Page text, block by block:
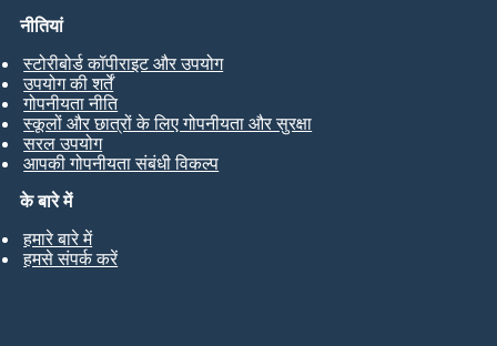
के बारे में
हमारे बारे में
हमसे संपर्क करें
नीतियां
स्टोरीबोर्ड कॉपीराइट और उपयोग
उपयोग की शर्तें
गोपनीयता नीति
स्कूलों और छात्रों के लिए गोपनीयता और सुरक्षा
सरल उपयोग
आपकी गोपनीयता संबंधी विकल्प